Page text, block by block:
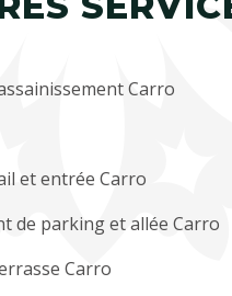
Carro
et entrée Carro
de parking et allée Carro
Carro